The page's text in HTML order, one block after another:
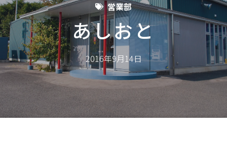
へ
ス
キ
プ
ュ
ー
営業部
あしおと
2016年9月14日